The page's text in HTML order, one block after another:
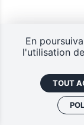
En
l'utilisation
TOUT